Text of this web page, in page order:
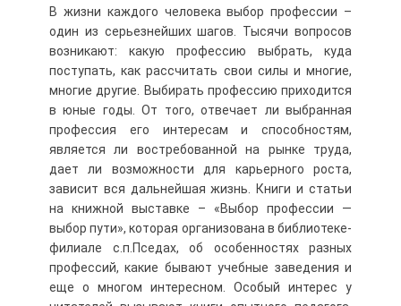
В жизни каждого человека выбор профессии –
один из серьезнейших шагов. Тысячи вопросов
возникают: какую профессию выбрать, куда
поступать, как рассчитать свои силы и многие,
многие другие. Выбирать профессию приходится
в юные годы. От того, отвечает ли выбранная
профессия его интересам и способностям,
является ли востребованной на рынке труда,
дает ли возможности для карьерного роста,
зависит вся дальнейшая жизнь. Книги и статьи
на книжной выставке – «Выбор профессии —
выбор пути», которая организована в библиотеке-
филиале с.п.Пседах, об особенностях разных
профессий, какие бывают учебные заведения и
еще о многом интересном. Особый интерес у